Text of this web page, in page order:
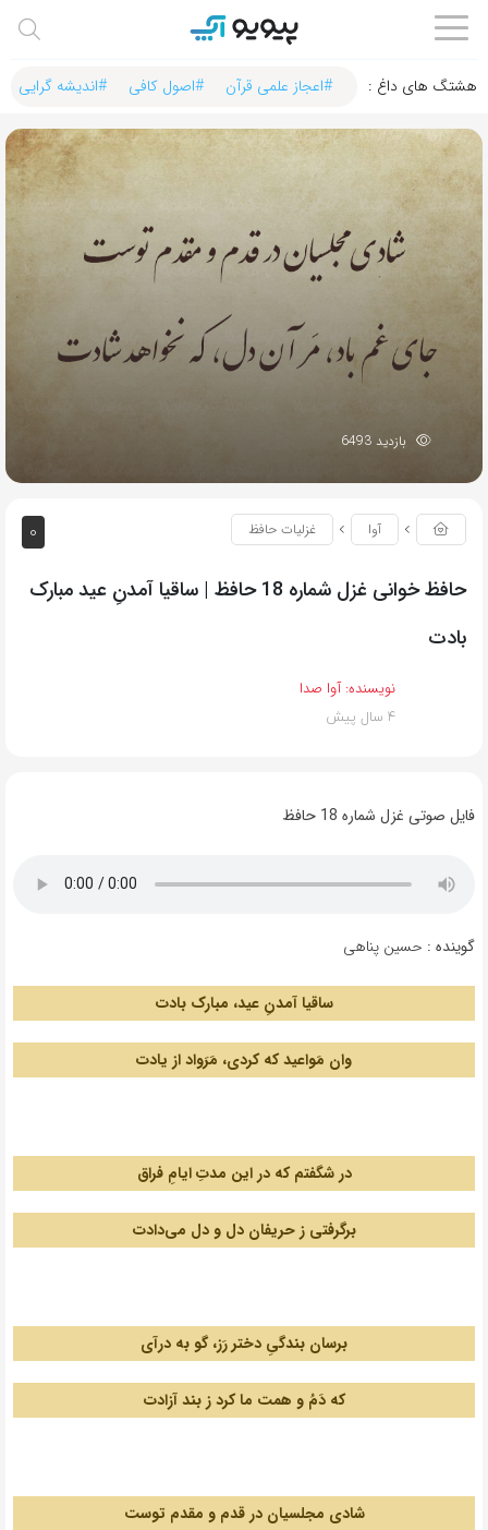
هشتگ های داغ :‌ #اعجاز علمی قرآن #اصول کافی #اندیشه گرایی
بازدید 6493
0 آوا غزلیات حافظ
حافظ خوانی غزل شماره 18 حافظ | ساقیا آمدنِ عید مبارک
بادت
نویسنده:آوا صدا
4 سال پیش
فایل صوتی غزل شماره 18 حافظ
گوینده : حسین پناهی
ساقیا آمدنِ عید، مبارک بادت
وان مَواعید که کردی، مَرَواد از یادت
در شگفتم که در این مدتِ ایامِ فراق
برگرفتی ز حریفان دل و دل می‌دادت
برسان بندگیِ دختر رَز، گو به درآی
که دَمُ و همت ما کرد ز بند آزادت
شادی مجلسیان در قدم و مقدم توست